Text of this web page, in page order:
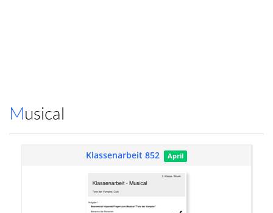
Musical
Klassenarbeit 852 April